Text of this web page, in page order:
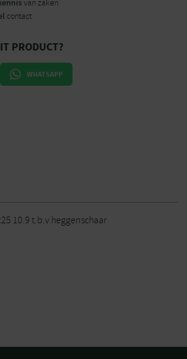
van zaken
contact
PRODUCT?
WHATSAPP
10.9 t.b.v heggenschaar